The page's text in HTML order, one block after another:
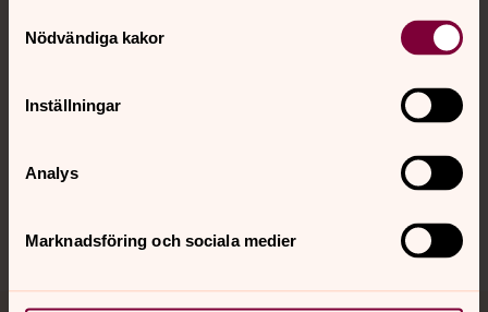
Nödvändiga kakor
Inställningar
Analys
Marknadsföring och sociala medier
Sociala kanaler